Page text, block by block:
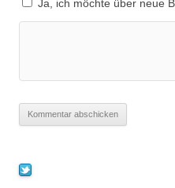
Ja, ich möchte über neue